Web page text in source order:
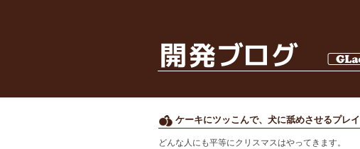
ケーキにツッこんで、犬に舐めさせるプレイ
どんな人にも平等にクリスマスはやってきます。